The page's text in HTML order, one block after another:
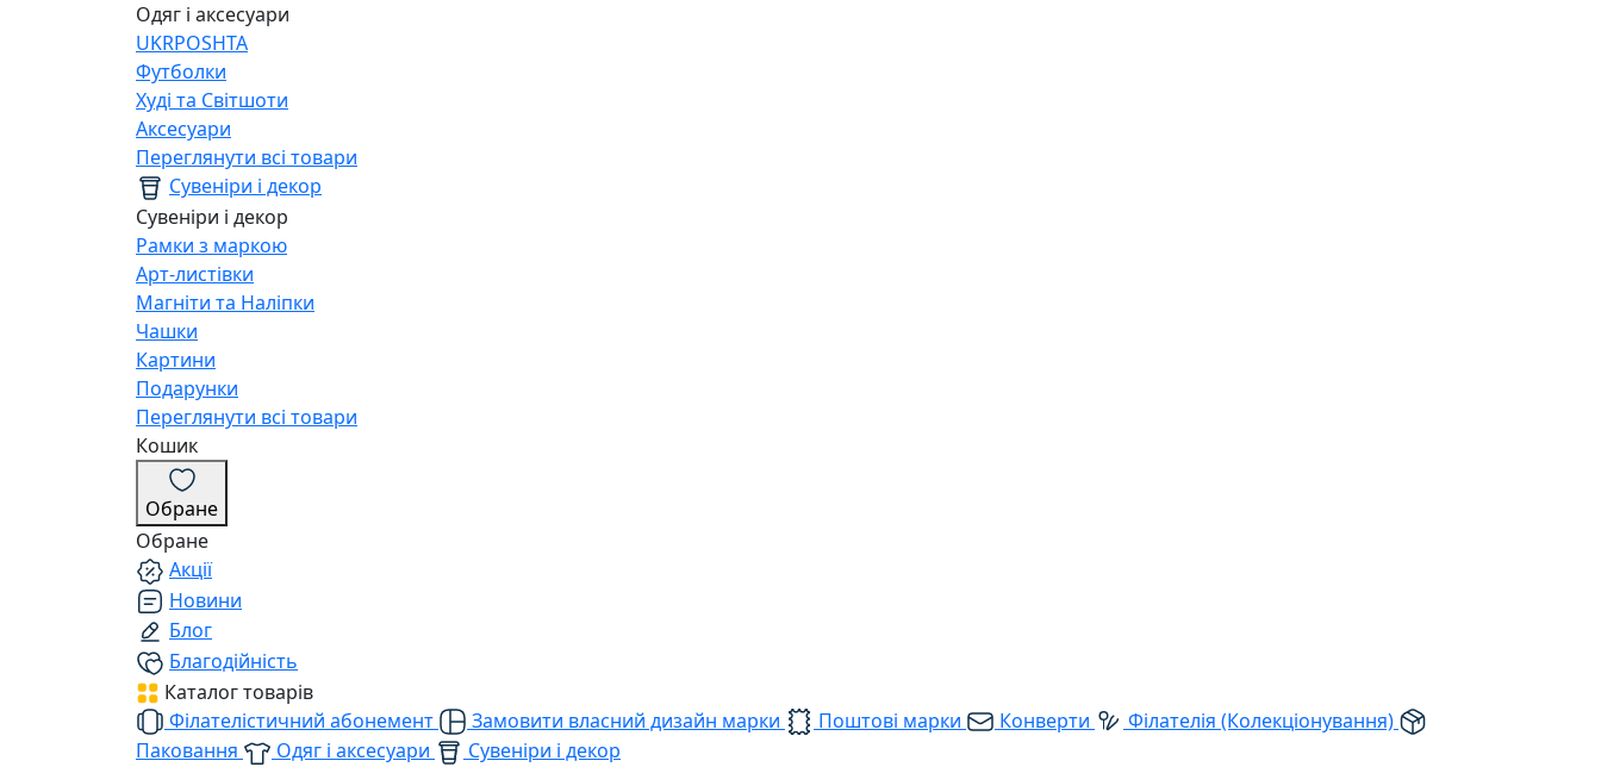
Одяг і аксесуари
UKRPOSHTA
Футболки
Худі та Світшоти
Аксесуари
Переглянути всі товари
Сувеніри і декор
Сувеніри і декор
Рамки з маркою
Арт-листівки
Магніти та Наліпки
Чашки
Картини
Подарунки
Переглянути всі товари
Кошик
Обране
Обране
Акції
Новини
Блог
Благодійність
Каталог товарів
Філателістичний абонемент
Замовити власний дизайн марки Поштові марки Конверти
Філателія (Колекціонування)
Паковання
Одяг і аксесуари
Сувеніри і декор